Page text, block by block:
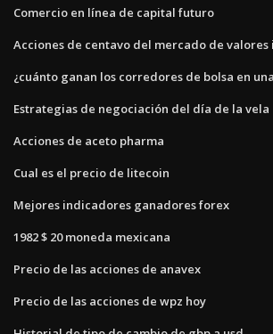
Comercio en línea de capital futuro
Acciones de centavo del mercado de valores
¿cuánto ganan los corredores de bolsa en una
Estrategias de negociación del día de la vela
Acciones de aceto pharma
Cual es el precio de litecoin
Mejores indicadores ganadores forex
1982 $ 20 moneda mexicana
Precio de las acciones de anavex
Precio de las acciones de wpz hoy